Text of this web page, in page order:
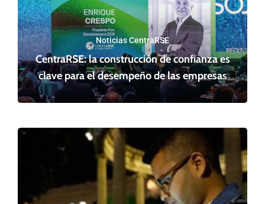
Noticias CentraRSE
CentraRSE: la construcción de confianza es
clave para el desempeño de las empresas